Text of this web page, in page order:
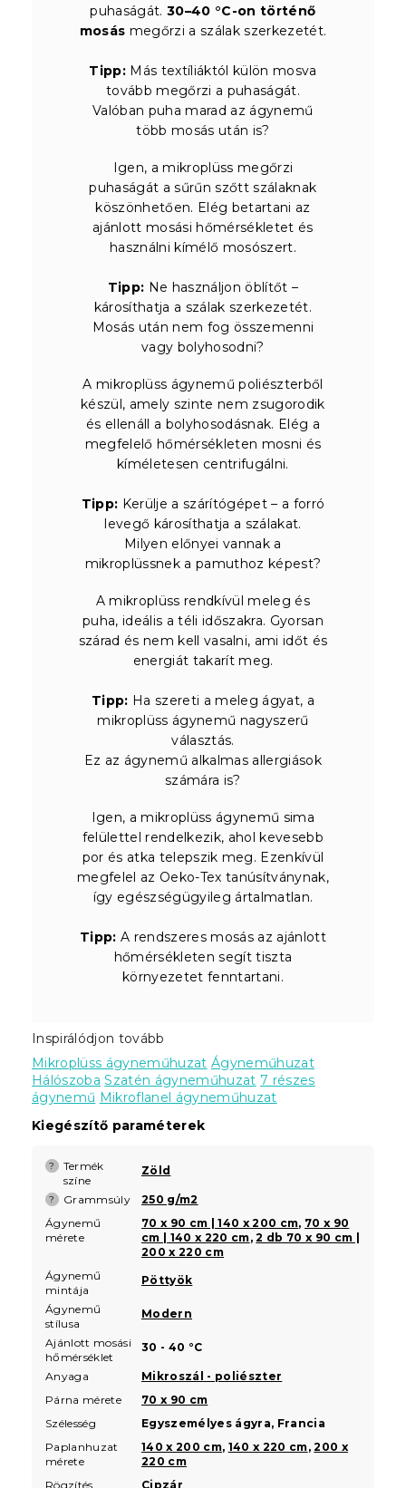
puhaságát.30–40 °C-on történő
mosás megőrzi a szálak szerkezetét.
Tipp: Más textíliáktól külön mosva
tovább megőrzi a puhaságát.
Valóban puha marad az ágynemű
több mosás után is?
Igen, a mikroplüss megőrzi
puhaságát a sűrűn szőtt szálaknak
köszönhetően. Elég betartani az
ajánlott mosási hőmérsékletet és
használni kímélő mosószert.
Tipp: Ne használjon öblítőt –
károsíthatja a szálak szerkezetét.
Mosás után nem fog összemenni
vagy bolyhosodni?
A mikroplüss ágynemű poliészterből
készül, amely szinte nem zsugorodik
és ellenáll a bolyhosodásnak. Elég a
megfelelő hőmérsékleten mosni és
kíméletesen centrifugálni.
Tipp: Kerülje a szárítógépet – a forró
levegő károsíthatja a szálakat.
Milyen előnyei vannak a
mikroplüssnek a pamuthoz képest?
A mikroplüss rendkívül meleg és
puha, ideális a téli időszakra. Gyorsan
szárad és nem kell vasalni, ami időt és
energiát takarít meg.
Tipp: Ha szereti a meleg ágyat, a
mikroplüss ágynemű nagyszerű
választás.
Ez az ágynemű alkalmas allergiások
számára is?
Igen, a mikroplüss ágynemű sima
felülettel rendelkezik, ahol kevesebb
por és atka telepszik meg. Ezenkívül
megfelel az Oeko-Tex tanúsítványnak,
így egészségügyileg ártalmatlan.
Tipp: A rendszeres mosás az ajánlott
hőmérsékleten segít tiszta
környezetet fenntartani.
Inspirálódjon tovább
Mikroplüss ágyneműhuzat Ágyneműhuzat
Hálószoba Szatén ágyneműhuzat 7 részes
ágynemű Mikroflanel ágyneműhuzat
Kiegészítő paraméterek
?
Termék
színe
Zöld
? Grammsúly
250 g/m2
Ágynemű
mérete
70 x 90 cm | 140 x 200 cm, 70 x 90
cm | 140 x 220 cm,2 db 70 x 90 cm |
200 x 220 cm
Ágynemű
mintája
Pöttyök
Ágynemű
stílusa
Modern
Ajánlott mosási
hőmérséklet
30 - 40 °C
Anyaga
Mikroszál - poliészter
Párna mérete
70 x 90 cm
Szélesség
Egyszemélyes ágyra, Francia
Paplanhuzat
mérete
140 x 200 cm, 140 x 220 cm,200 x
220 cm
Rögzítés
Cipzár